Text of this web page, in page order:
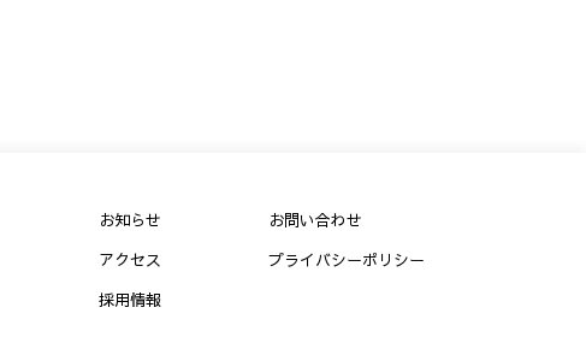
お知らせ
アクセス
採用情報
お問い合わせ
プライバシーポリシー